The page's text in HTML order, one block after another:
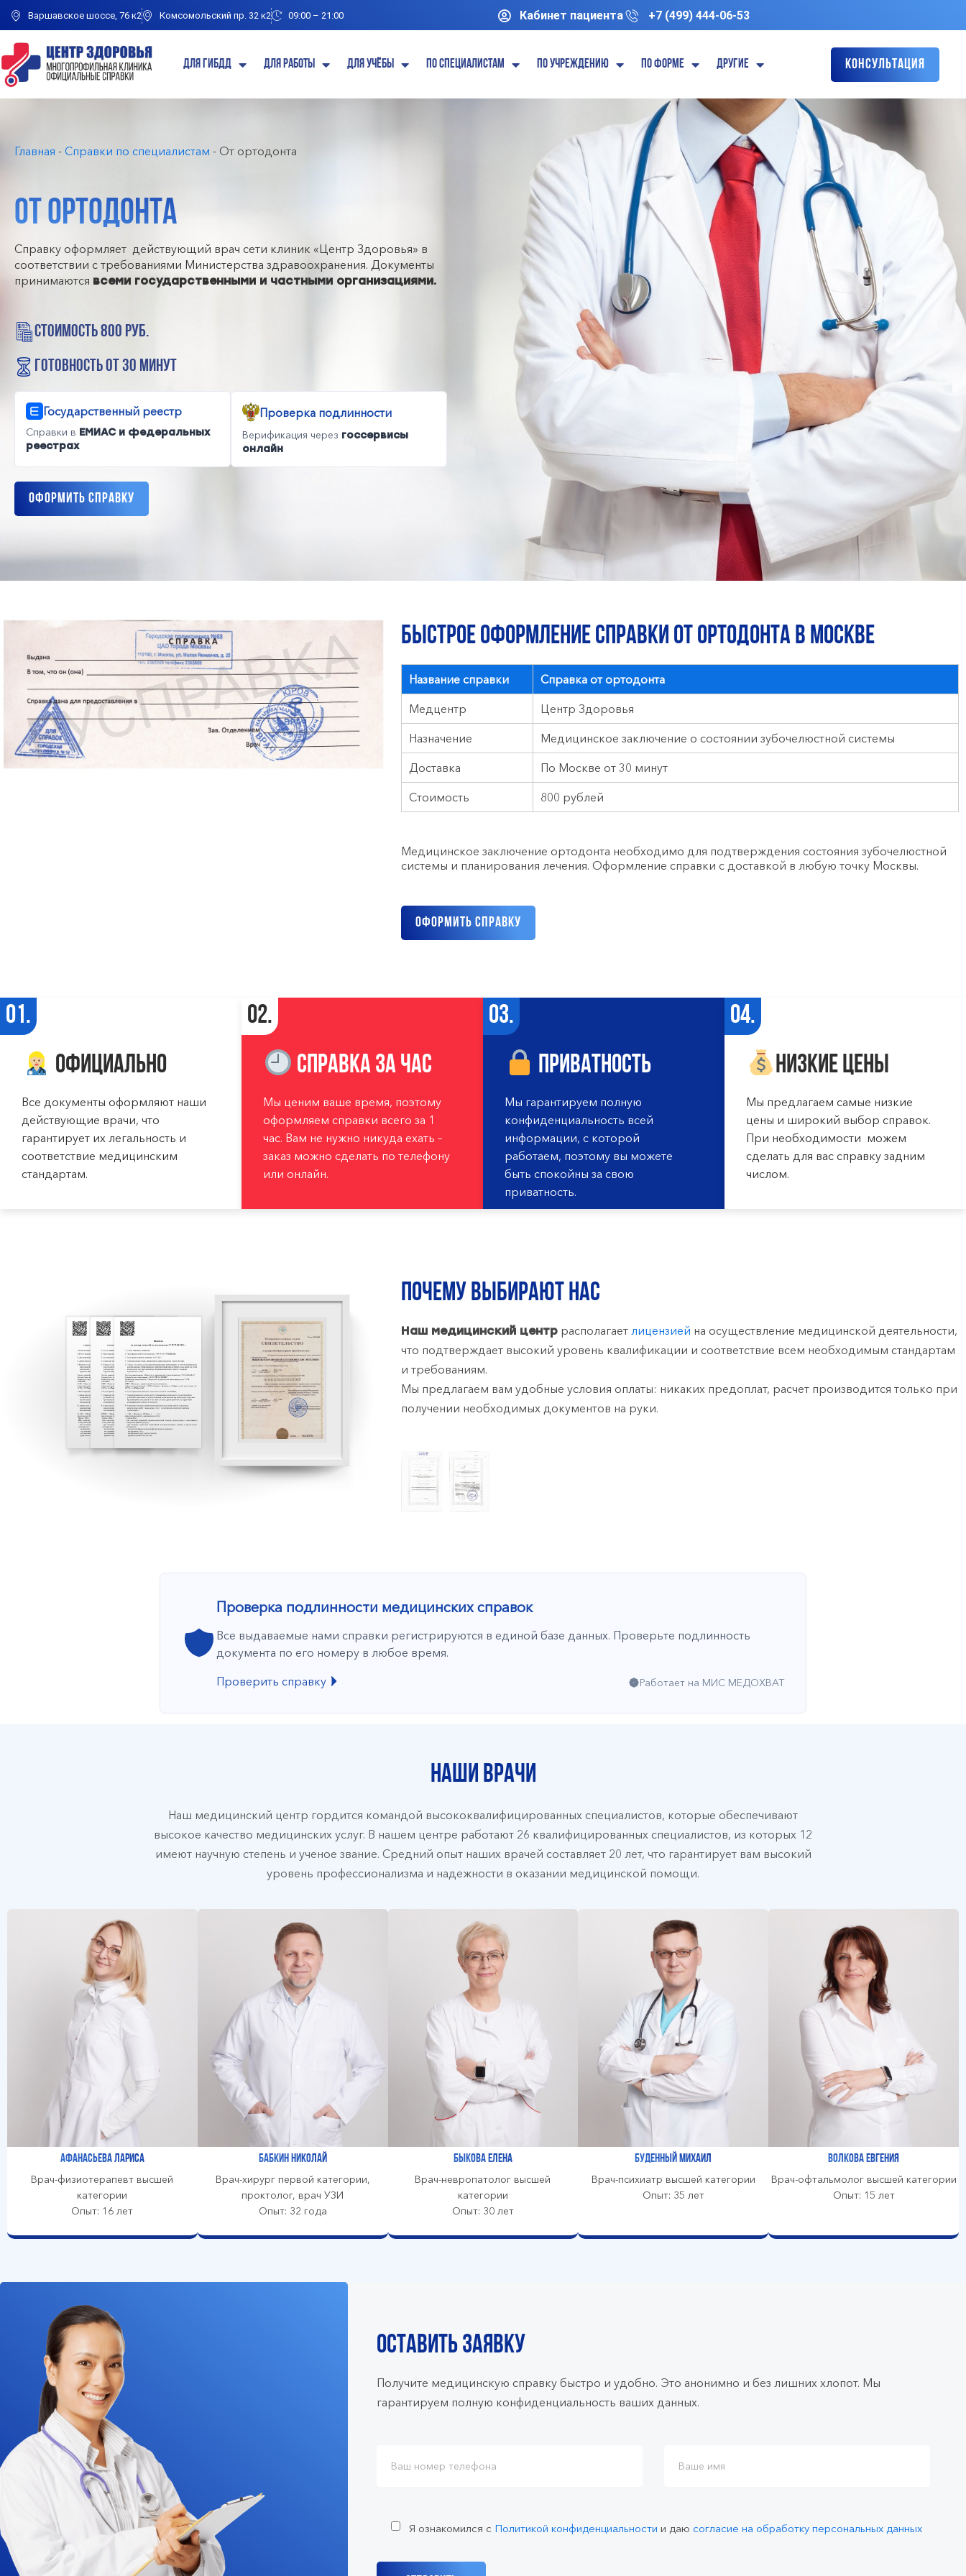
Варшавское шоссе, 76 к2 Комсомольский пр. 32 к2 09:00 – 21:00 Кабинет пациента +7 (499) 444-06-53
Для ГИБДД Для работы Для учёбы По специалистам По учреждению По форме Другие Консультация
Главная - Справки по специалистам - От ортодонта
ОТ ОРТОДОНТА
Справку оформляет действующий врач сети клиник «Центр Здоровья» в
соответствии с требованиями Министерства здравоохранения. Документы
принимаются всеми государственными и частными организациями.
стоимость 800 руб.
готовность от 30 минут
Государственный реестр
Справки в ЕМИАС и федеральных
реестрах
Проверка подлинности
Верификация через госсервисы
онлайн
Оформить справку
Быстрое оформление справки от ортодонта в Москве
Название справки Справка от ортодонта
Медцентр Центр Здоровья
Назначение Медицинское заключение о состоянии зубочелюстной системы
Доставка По Москве от 30 минут
Стоимость 800 рублей
Медицинское заключение ортодонта необходимо для подтверждения состояния зубочелюстной
системы и планирования лечения. Оформление справки с доставкой в любую точку Москвы.
Оформить справку
01.
Официально
Все документы оформляют наши
действующие врачи, что
гарантирует их легальность и
соответствие медицинским
стандартам.
02.
Справка за час
Мы ценим ваше время, поэтому
оформляем справки всего за 1
час. Вам не нужно никуда ехать –
заказ можно сделать по телефону
или онлайн.
03.
Приватность
Мы гарантируем полную
конфиденциальность всей
информации, с которой
работаем, поэтому вы можете
быть спокойны за свою
приватность.
04.
Низкие цены
Мы предлагаем самые низкие
цены и широкий выбор справок.
При необходимости можем
сделать для вас справку задним
числом.
ПОЧЕМУ ВЫБИРАЮТ НАС
Наш медицинский центррасполагает лицензией на осуществление медицинской деятельности,
что подтверждает высокий уровень квалификации и соответствие всем необходимым стандартам
и требованиям.
Мы предлагаем вам удобные условия оплаты: никаких предоплат, расчет производится только при
получении необходимых документов на руки.
Проверка подлинности медицинских справок
Все выдаваемые нами справки регистрируются в единой базе данных. Проверьте подлинность
документа по его номеру в любое время.
Проверить справку
Работает на МИС МЕДОХВАТ
Наши врачи
Наш медицинский центр гордится командой высококвалифицированных специалистов, которые обеспечивают
высокое качество медицинских услуг. В нашем центре работают 26 квалифицированных специалистов, из которых 12
имеют научную степень и ученое звание. Средний опыт наших врачей составляет 20 лет, что гарантирует вам высокий
уровень профессионализма и надежности в оказании медицинской помощи.
Афанасьева Лариса
Врач-физиотерапевт высшей
категории
Опыт: 16 лет
Бабкин Николай
Врач-хирург первой категории,
проктолог, врач УЗИ
Опыт: 32 года
Быкова Елена
Врач-невропатолог высшей
категории
Опыт: 30 лет
Буденный Михаил
Врач-психиатр высшей категории
Опыт: 35 лет
Волкова Евгения
Врач-офтальмолог высшей категории
Опыт: 15 лет
ОСТАВИТЬ ЗАЯВКУ
Получите медицинскую справку быстро и удобно. Это анонимно и без лишних хлопот. Мы
гарантируем полную конфиденциальность ваших данных.
Я ознакомился с Политикой конфиденциальности и даю согласие на обработку персональных данных